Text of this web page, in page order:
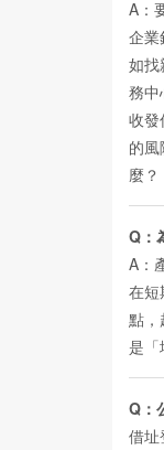
A：
企業
如找
務中
收發
的
麼？
Q：
A：
在短
點，
是「
Q：
借址